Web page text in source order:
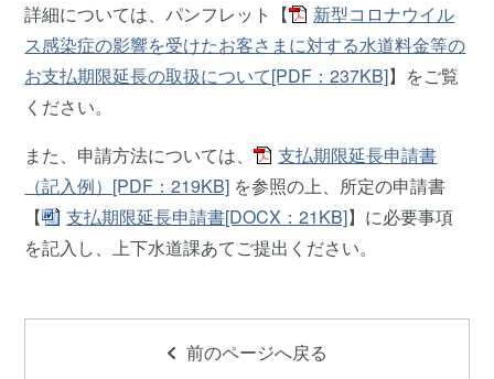
詳細については、パンフレット【
新型コロナウイル
ス感染症の影響を受けたお客さまに対する水道料金等の
お支払期限延長の取扱について[PDF：237KB]】をご覧
ください。
また、申請方法については、
支払期限延長申請書
（記入例）[PDF：219KB] を参照の上、所定の申請書
【
支払期限延長申請書[DOCX：21KB]】に必要事項
を記入し、上下水道課あてご提出ください。
前のページへ戻る